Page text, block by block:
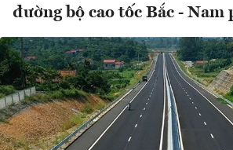
đường bộ cao tốc Bắc -